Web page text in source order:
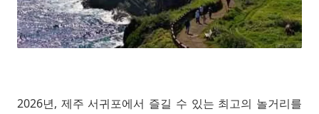
2026년, 제주 서귀포에서 즐길 수 있는 최고의 놀거리를